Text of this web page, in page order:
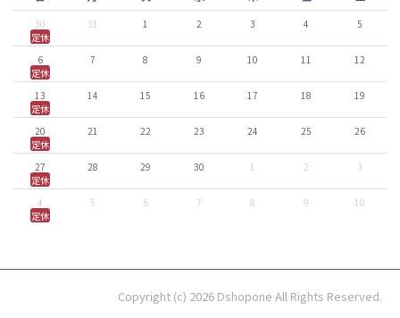
30 31 1 2 3 4
5
定休
6
7 8 9 10 11
12
定休
13
14 15 16 17 18
19
定休
20
21 22 23 24 25
26
定休
27
28 29 30 1 2
3
定休
4
5 6 7 8 9
10
定休
Copyright (c) 2026 Dshopone All Rights Reserved.